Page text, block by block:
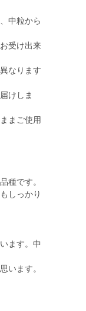
中粒から
受け出来
なります
けしま
まご使用
種です。
しっかり
ます。中
います。